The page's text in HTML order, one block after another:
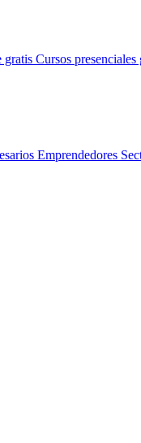
gratis Cursos presenciales
Emprendedores